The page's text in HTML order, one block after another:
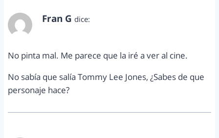
Fran G dice:
No pinta mal. Me parece que la iré a ver al cine.
No sabía que salía Tommy Lee Jones, ¿Sabes de que
personaje hace?